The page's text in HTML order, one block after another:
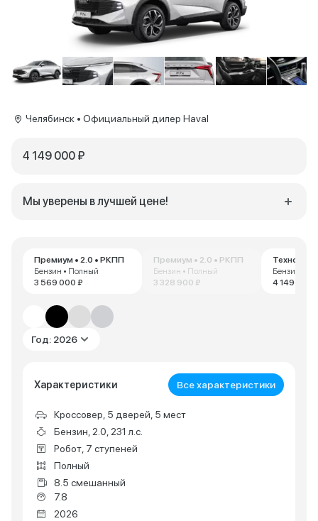
Премиум • 2.0 • РКПП
Бензин • Полный
3 569 000 ₽
Премиум • 2.0 • РКПП
Бензин • Полный
3 328 900 ₽
Техно+ •
Бензин •
4 149 000
Год: 2026
Характеристики Все характеристики
Кроссовер, 5 дверей, 5 мест
Бензин, 2.0, 231 л.с.
Робот, 7 ступеней
Полный
8.5 смешанный
7.8
2026
Челябинск • Официальный дилер Haval
4 149 000 ₽
Мы уверены в лучшей цене!